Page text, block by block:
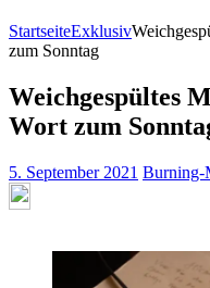
StartseiteExklusiv
zum Sonntag
Weichgespültes
Wort zum
5. September 2021 Burning-